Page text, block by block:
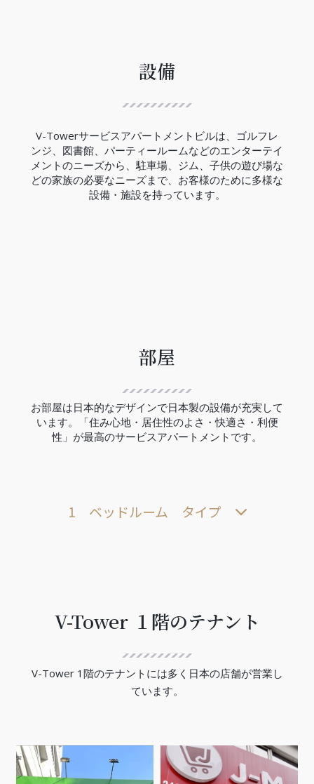
V-Towerの近くにはCauGiay駅があり、3号線の完
設備
V-Towerサービスアパートメントビルは、ゴルフレ
ンジ、図書館、パーティールームなどのエンターテイ
メントのニーズから、駐車場、ジム、子供の遊び場な
どの家族の必要なニーズまで、お客様のために多様な
設備・施設を持っています。
部屋
お部屋は日本的なデザインで日本製の設備が充実して
います。「住み心地・居住性のよさ・快適さ・利便
性」が最高のサービスアパートメントです。
1 ベッドルーム タイプ
V-Tower １階のテナント
V-Tower 1階のテナントには多く日本の店舗が営業し
ています。